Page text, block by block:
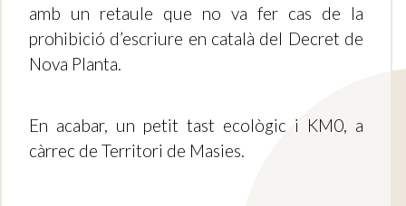
amb un retaule que no va fer cas de la
prohibició d’escriure en català del Decret de
Nova Planta.
En acabar, un petit tast ecològic i KM0, a
càrrec de Territori de Masies.